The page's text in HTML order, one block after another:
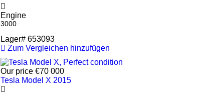
Engine
3000
Lager# 653093
Zum Vergleichen hinzufügen
Our price €70 000
Tesla Model X 2015